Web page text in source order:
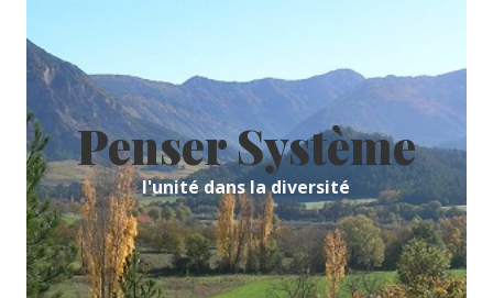
content
Penser Système
l'unité dans la diversité